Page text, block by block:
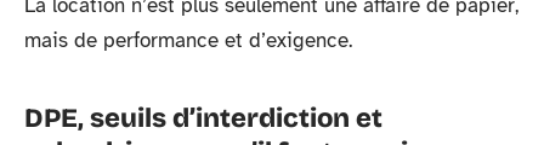
mais de performance et d’exigence.
DPE, seuils d’interdiction et